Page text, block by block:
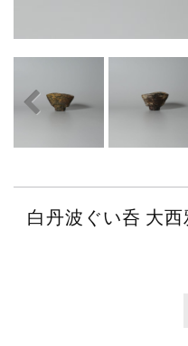
白丹波ぐい呑 大